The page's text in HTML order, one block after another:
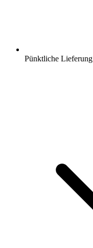
Pünktliche Lieferung